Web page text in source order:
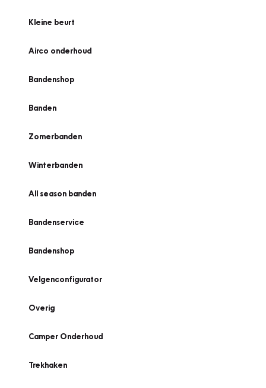
Kleine beurt
Airco onderhoud
Bandenshop
Banden
Zomerbanden
Winterbanden
All season banden
Bandenservice
Bandenshop
Velgenconfigurator
Overig
Camper Onderhoud
Trekhaken